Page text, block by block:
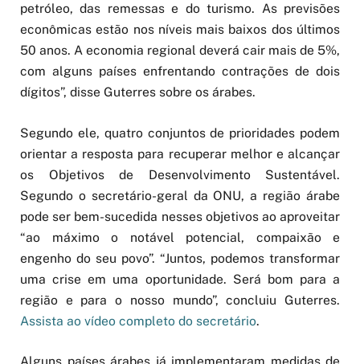
petróleo, das remessas e do turismo. As previsões
econômicas estão nos níveis mais baixos dos últimos
50 anos. A economia regional deverá cair mais de 5%,
com alguns países enfrentando contrações de dois
dígitos”, disse Guterres sobre os árabes.
Segundo ele, quatro conjuntos de prioridades podem
orientar a resposta para recuperar melhor e alcançar
os Objetivos de Desenvolvimento Sustentável.
Segundo o secretário-geral da ONU, a região árabe
pode ser bem-sucedida nesses objetivos ao aproveitar
“ao máximo o notável potencial, compaixão e
engenho do seu povo”. “Juntos, podemos transformar
uma crise em uma oportunidade. Será bom para a
região e para o nosso mundo”, concluiu Guterres.
Assista ao vídeo completo do secretário.